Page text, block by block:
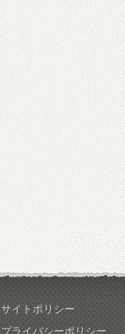
サイトポリシー
プライバシーポリシー